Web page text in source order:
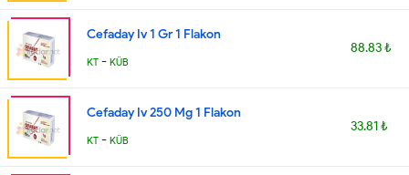
Cefaday Iv 1 Gr 1 Flakon
KT - KÜB
88.83 ₺
Cefaday Iv 250 Mg 1 Flakon
KT - KÜB
33.81 ₺